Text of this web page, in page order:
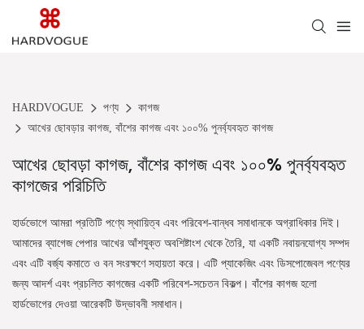
HARDVOGUE পণ্য
কাগজ
আখের ছোবড়ার কাগজ, বাঁশের কাগজ এবং ১০০% পুনর্ব্যবহৃত কাগজ
আখের ছোবড়া কাগজ, বাঁশের কাগজ এবং ১০০% পুনর্ব্যবহৃত
কাগজের পরিচিতি
হার্ডভোগে আমরা প্রতিটি পণ্যে স্থায়িত্ব এবং পরিবেশ-বান্ধব সমাধানকে অগ্রাধিকার দিই।
আমাদের ব্যাগেজ পেপার আখের আঁশযুক্ত অবশিষ্টাংশ থেকে তৈরি, যা একটি নবায়নযোগ্য সম্পদ
এবং এটি বর্জ্য কমাতে ও বন সংরক্ষণে সহায়তা করে। এটি প্যাকেজিং এবং ডিসপোজেবল পণ্যের
জন্য আদর্শ এবং প্রচলিত কাগজের একটি পরিবেশ-সচেতন বিকল্প। বাঁশের কাগজ হলো
হার্ডভোগের দেওয়া আরেকটি উদ্ভাবনী সমাধান।